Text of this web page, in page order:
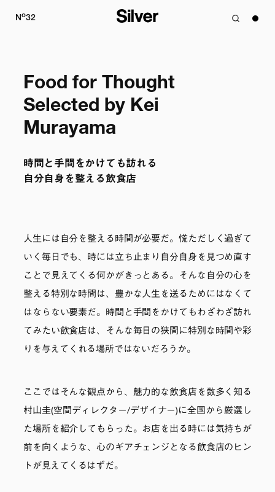
No32
Food for Thought
Selected by Kei
Murayama
時間と手間をかけても訪れる
自分自身を整える飲食店
人生には自分を整える時間が必要だ。慌ただしく過ぎて
いく毎日でも、時には立ち止まり自分自身を見つめ直す
ことで見えてくる何かがきっとある。そんな自分の心を
整える特別な時間は、豊かな人生を送るためにはなくて
はならない要素だ。時間と手間をかけてもわざわざ訪れ
てみたい飲食店は、そんな毎日の狭間に特別な時間や彩
りを与えてくれる場所ではないだろうか。
ここではそんな観点から、魅力的な飲食店を数多く知る
村山圭(空間ディレクター/デザイナー)に全国から厳選し
た場所を紹介してもらった。お店を出る時には気持ちが
前を向くような、心のギアチェンジとなる飲食店のヒン
トが見えてくるはずだ。